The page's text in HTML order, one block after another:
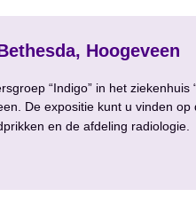
Hoogeveen
“Indigo” in het ziekenhuis
De expositie kunt u vinden
en de afdeling radiologie.